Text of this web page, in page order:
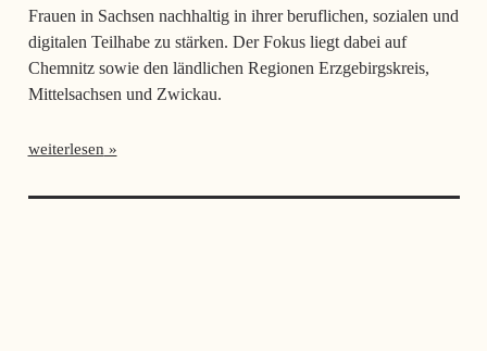
Frauen in Sachsen nachhaltig in ihrer beruflichen, sozialen und
digitalen Teilhabe zu stärken. Der Fokus liegt dabei auf
Chemnitz sowie den ländlichen Regionen Erzgebirgskreis,
Mittelsachsen und Zwickau.
weiterlesen